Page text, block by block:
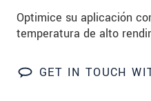
Optimice su aplicación
temperatura de alto
GET IN TOUCH